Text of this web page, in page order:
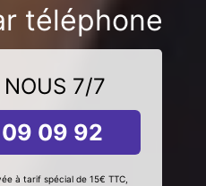
téléphone
NOUS 7/7
09 92
à tarif spécial de 15€ TTC,